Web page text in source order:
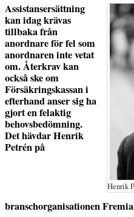
Henrik
Assistansersättning
kan idag krävas
tillbaka från
anordnare för fel som
anordnaren inte vetat
om. Återkrav kan
också ske om
Försäkringskassan i
efterhand anser sig ha
gjort en felaktig
behovsbedömning.
Det hävdar Henrik
Petrén på
branschorganisationen